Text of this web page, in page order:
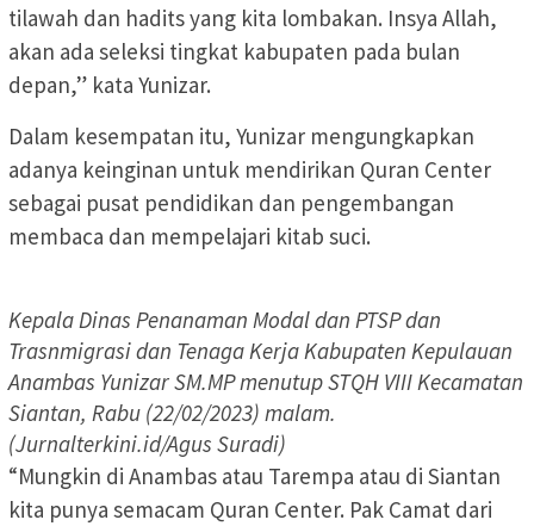
tilawah dan hadits yang kita lombakan. Insya Allah,
akan ada seleksi tingkat kabupaten pada bulan
depan,” kata Yunizar.
Dalam kesempatan itu, Yunizar mengungkapkan
adanya keinginan untuk mendirikan Quran Center
sebagai pusat pendidikan dan pengembangan
membaca dan mempelajari kitab suci.
Kepala Dinas Penanaman Modal dan PTSP dan
Trasnmigrasi dan Tenaga Kerja Kabupaten Kepulauan
Anambas Yunizar SM.MP menutup STQH VIII Kecamatan
Siantan, Rabu (22/02/2023) malam.
(Jurnalterkini.id/Agus Suradi)
“Mungkin di Anambas atau Tarempa atau di Siantan
kita punya semacam Quran Center. Pak Camat dari